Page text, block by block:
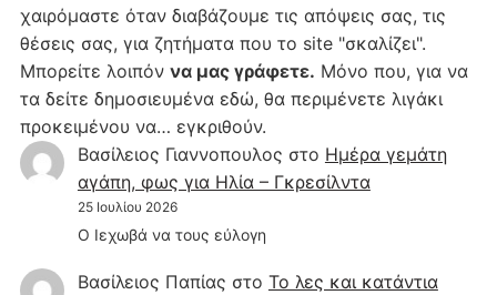
χαιρόμαστε όταν διαβάζουμε τις απόψεις σας, τις
θέσεις σας, για ζητήματα που το site "σκαλίζει".
Μπορείτε λοιπόν να μας γράφετε. Μόνο που, για να
τα δείτε δημοσιευμένα εδώ, θα περιμένετε λιγάκι
προκειμένου να… εγκριθούν.
Βασίλειος Γιαννοπουλος στο Hμέρα γεμάτη
αγάπη, φως για Ηλία – Γκρεσίλντα
25 Ιουλίου 2026
Ο Ιεχωβά να τους εύλογη
Βασίλειος Παπίας στο Το λες και κατάντια